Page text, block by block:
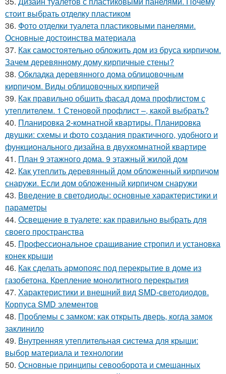
стоит выбрать отделку пластиком
36. Фото отделки туалета пластиковыми панелями.
Основные достоинства материала
37. Как самостоятельно обложить дом из бруса кирпичом.
Зачем деревянному дому кирпичные стены?
38. Обкладка деревянного дома облицовочным
кирпичом. Виды облицовочных кирпичей
39. Как правильно обшить фасад дома профлистом с
утеплителем. 1 Стеновой профлист –, какой выбрать?
40. Планировка 2-комнатной квартиры. Планировка
двушки: схемы и фото создания практичного, удобного и
функционального дизайна в двухкомнатной квартире
41. План 9 этажного дома. 9 этажный жилой дом
42. Как утеплить деревянный дом обложенный кирпичом
снаружи. Если дом обложенный кирпичом снаружи
43. Введение в светодиоды: основные характеристики и
параметры
44. Освещение в туалете: как правильно выбрать для
своего пространства
45. Профессиональное сращивание стропил и установка
конек крыши
46. Как сделать армопояс под перекрытие в доме из
газобетона. Крепление монолитного перекрытия
47. Характеристики и внешний вид SMD-светодиодов.
Корпуса SMD элементов
48. Проблемы с замком: как открыть дверь, когда замок
заклинило
49. Внутренняя утеплительная система для крыши:
выбор материала и технологии
50. Основные принципы севооборота и смешанных